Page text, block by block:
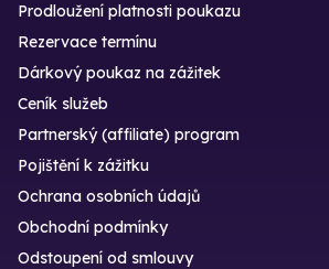
Prodloužení platnosti poukazu
Rezervace termínu
Dárkový poukaz na zážitek
Ceník služeb
Partnerský (affiliate) program
Pojištění k zážitku
Ochrana osobních údajů
Obchodní podmínky
Odstoupení od smlouvy